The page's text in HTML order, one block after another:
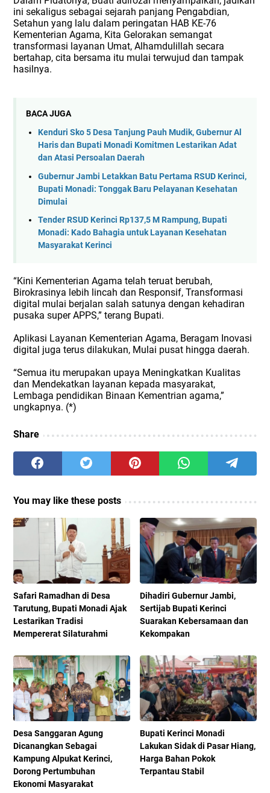
ini sekaligus sebagai sejarah panjang Pengabdian,
Setahun yang lalu dalam peringatan HAB KE-76
Kementerian Agama, Kita Gelorakan semangat
transformasi layanan Umat, Alhamdulillah secara
bertahap, cita bersama itu mulai terwujud dan tampak
hasilnya.
BACA JUGA
Kenduri Sko 5 Desa Tanjung Pauh Mudik, Gubernur Al
Haris dan Bupati Monadi Komitmen Lestarikan Adat
dan Atasi Persoalan Daerah
Gubernur Jambi Letakkan Batu Pertama RSUD Kerinci,
Bupati Monadi: Tonggak Baru Pelayanan Kesehatan
Dimulai
Tender RSUD Kerinci Rp137,5 M Rampung, Bupati
Monadi: Kado Bahagia untuk Layanan Kesehatan
Masyarakat Kerinci
“Kini Kementerian Agama telah teruat berubah,
Birokrasinya lebih lincah dan Responsif, Transformasi
digital mulai berjalan salah satunya dengan kehadiran
pusaka super APPS,” terang Bupati.
Aplikasi Layanan Kementerian Agama, Beragam Inovasi
digital juga terus dilakukan, Mulai pusat hingga daerah.
“Semua itu merupakan upaya Meningkatkan Kualitas
dan Mendekatkan layanan kepada masyarakat,
Lembaga pendidikan Binaan Kementrian agama,”
ungkapnya. (*)
Share
You may like these posts
Safari Ramadhan di Desa
Tarutung, Bupati Monadi Ajak
Lestarikan Tradisi
Mempererat Silaturahmi
Dihadiri Gubernur Jambi,
Sertijab Bupati Kerinci
Suarakan Kebersamaan dan
Kekompakan
Desa Sanggaran Agung
Dicanangkan Sebagai
Kampung Alpukat Kerinci,
Dorong Pertumbuhan
Ekonomi Masyarakat
Bupati Kerinci Monadi
Lakukan Sidak di Pasar Hiang,
Harga Bahan Pokok
Terpantau Stabil